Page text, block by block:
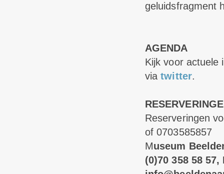
geluidsfragment
AGENDA
Kijk voor
viatwitter.
Reserveringen
of 0703585857
Museum
(0)70 358 58